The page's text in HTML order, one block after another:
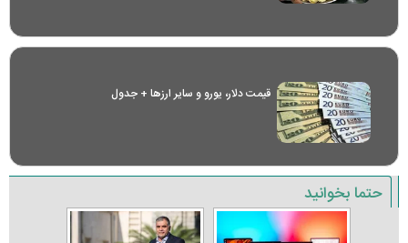
قیمت دلار، یورو و سایر ارز‌ها + جدول
حتما بخوانید